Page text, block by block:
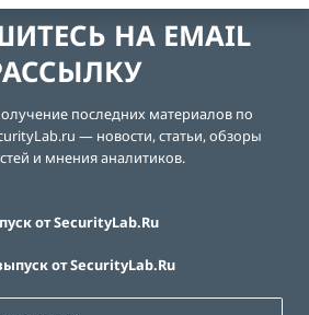
НА EMAIL
последних материалов по
— новости, статьи, обзоры
и мнения аналитиков.
от SecurityLab.Ru
от SecurityLab.Ru